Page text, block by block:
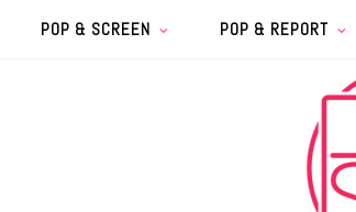
POP & SCREEN POP & REPORT